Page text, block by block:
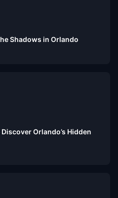
Shadows in Orlando
Orlando’s Hidden